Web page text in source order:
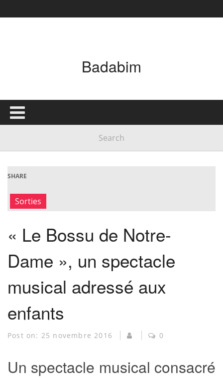
Badabim
SHARE
Sorties
« Le Bossu de Notre-
Dame », un spectacle
musical adressé aux
enfants
Post on: 25 novembre 2016 0
Un spectacle musical consacré